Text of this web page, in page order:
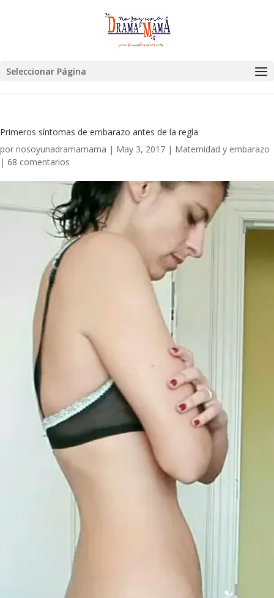
Seleccionar Página
Primeros síntomas de embarazo antes de la regla
por nosoyunadramamama | May 3, 2017 | Maternidad y embarazo
| 68 comentarios